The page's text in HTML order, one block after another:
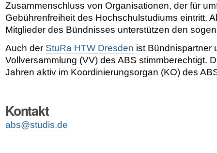
Zusammenschluss von Organisationen, der für
Gebührenfreiheit des Hochschulstudiums eintritt.
Mitglieder des Bündnisses unterstützen den
Auch der StuRa HTW Dresden ist Bündnispartner
Vollversammlung (VV) des ABS stimmberechtigt.
Jahren aktiv im Koordinierungsorgan (KO) des
Kontakt
abs@studis.de